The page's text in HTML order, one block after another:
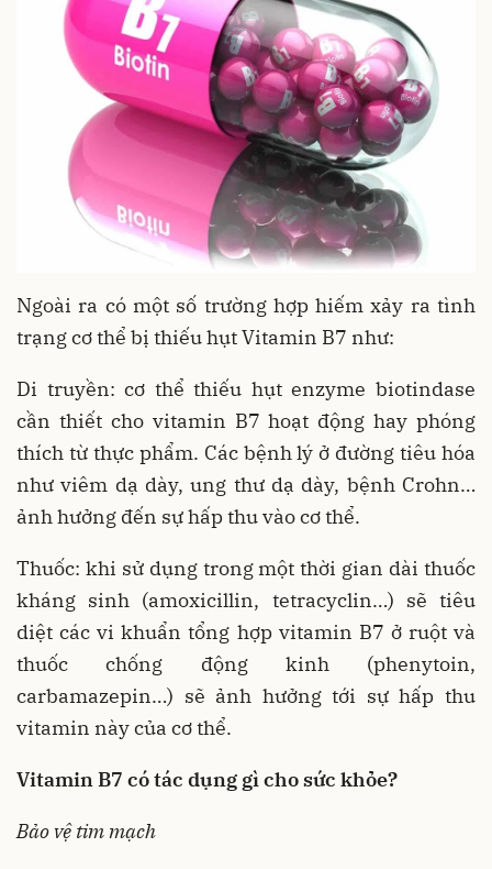
Ngoài ra có một số trường hợp hiếm xảy ra tình
trạng cơ thể bị thiếu hụt Vitamin B7 như:
Di truyền: cơ thể thiếu hụt enzyme biotindase
cần thiết cho vitamin B7 hoạt động hay phóng
thích từ thực phẩm. Các bệnh lý ở đường tiêu hóa
như viêm dạ dày, ung thư dạ dày, bệnh Crohn…
ảnh hưởng đến sự hấp thu vào cơ thể.
Thuốc: khi sử dụng trong một thời gian dài thuốc
kháng sinh (amoxicillin, tetracyclin…) sẽ tiêu
diệt các vi khuẩn tổng hợp vitamin B7 ở ruột và
thuốc chống động kinh (phenytoin,
carbamazepin…) sẽ ảnh hưởng tới sự hấp thu
vitamin này của cơ thể.
Vitamin B7 có tác dụng gì cho sức khỏe?
Bảo vệ tim mạch